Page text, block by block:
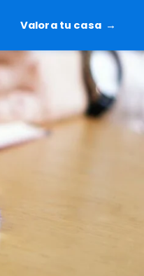
Valora tu casa